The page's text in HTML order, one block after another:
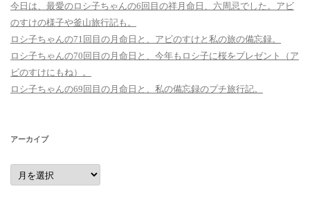
今日は、最愛のロシ子ちゃんの6回目の祥月命日、六周忌でした。アビ
のすけの様子や釜山旅行記も。
ロシ子ちゃんの71回目の月命日と、アビのすけと私の旅の備忘録。
ロシ子ちゃんの70回目の月命日と、今年もロシ子に桜をプレゼント（ア
ビのすけにもね）。
ロシ子ちゃんの69回目の月命日と、私の備忘録のプチ旅行記。
アーカイブ
ア
ー
カ